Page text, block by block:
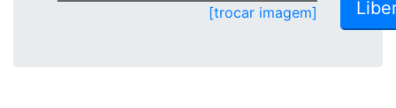
[trocar imagem]